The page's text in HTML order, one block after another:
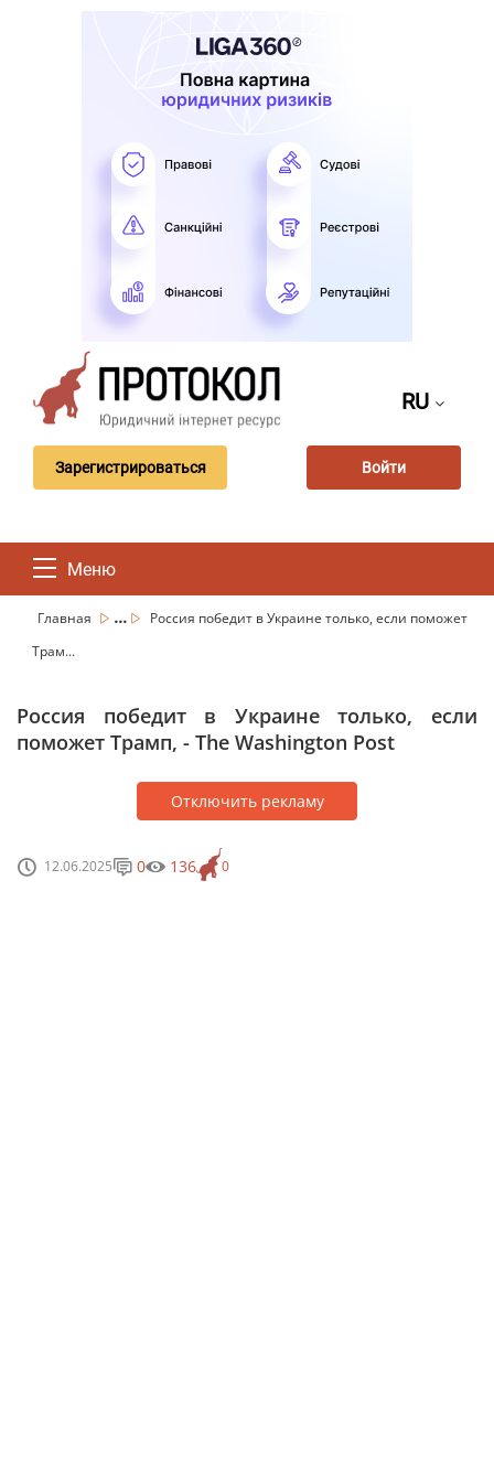
RU
Зарегистрироваться Войти
Меню
Главная ...
Россия победит в Украине только, если поможет
Трам...
Россия победит в Украине только, если
поможет Трамп, - The Washington Post
Отключить рекламу
12.06.2025 0
0 136